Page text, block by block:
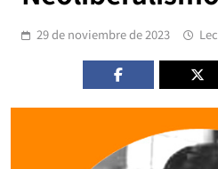
29 de noviembre de 2023